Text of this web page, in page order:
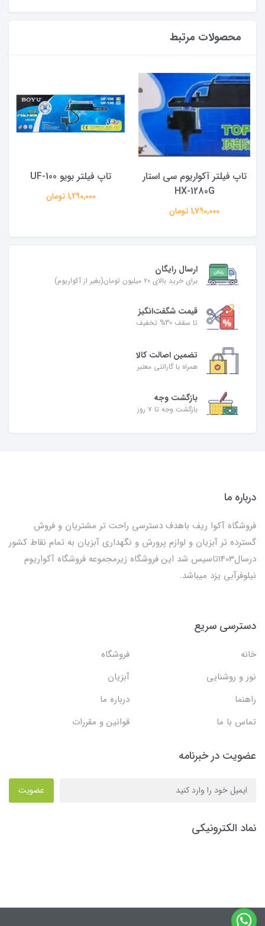
محصولات مرتبط
تاپ فیلتر آکواریوم سی استار
HX-1280G
1,790,000 تومان
تاپ فیلتر بویو UF-100
1,290,000 تومان
ارسال رایگان
برای خرید بالای ۲۰ میلیون تومان(بغیر از آکواریوم)
قیمت شگفت‌انگیز
تا سقف 30% تخفیف
تضمین اصالت کالا
همراه با گارانتی معتبر
بازگشت وجه
بازگشت وجه تا ۷ روز
درباره ما
فروشگاه آکوا ریف باهدف دسترسی راحت تر مشتریان و فروش
گسترده تر آبزیان و لوازم پرورش و نگهداری آبزیان به تمام نقاط کشور
درسال1403تاسیس شد این فروشگاه زیرمجموعه فروشگاه آکواریوم
نیلوفرآبی یزد میباشد.
دسترسی سریع
خانه
فروشگاه
نور و روشنایی
آبزیان
راهنما
درباره ما
تماس با ما
قوانین و مقررات
عضویت در خبرنامه
عضویت
نماد الکترونیکی